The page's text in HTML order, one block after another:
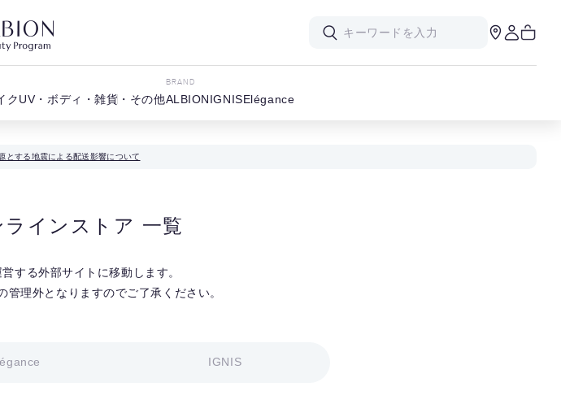
クUV・ボディ・雑貨・その他
BRAND
ALBIONIGNISElégance
とする地震による配送影響について
ラインストア 一覧
する外部サイトに移動します。
理外となりますのでご了承ください。
IGNIS